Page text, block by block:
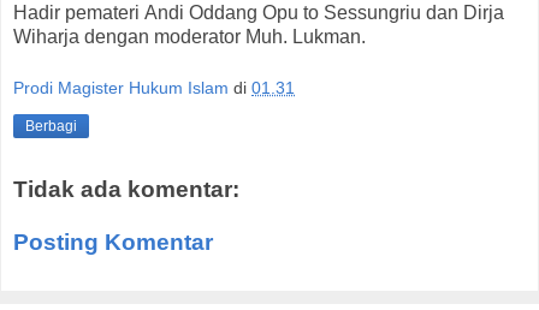
Hadir pemateri Andi Oddang Opu to Sessungriu dan Dirja
Wiharja dengan moderator Muh. Lukman.
Prodi Magister Hukum Islam di 01.31
Berbagi
Tidak ada komentar:
Posting Komentar